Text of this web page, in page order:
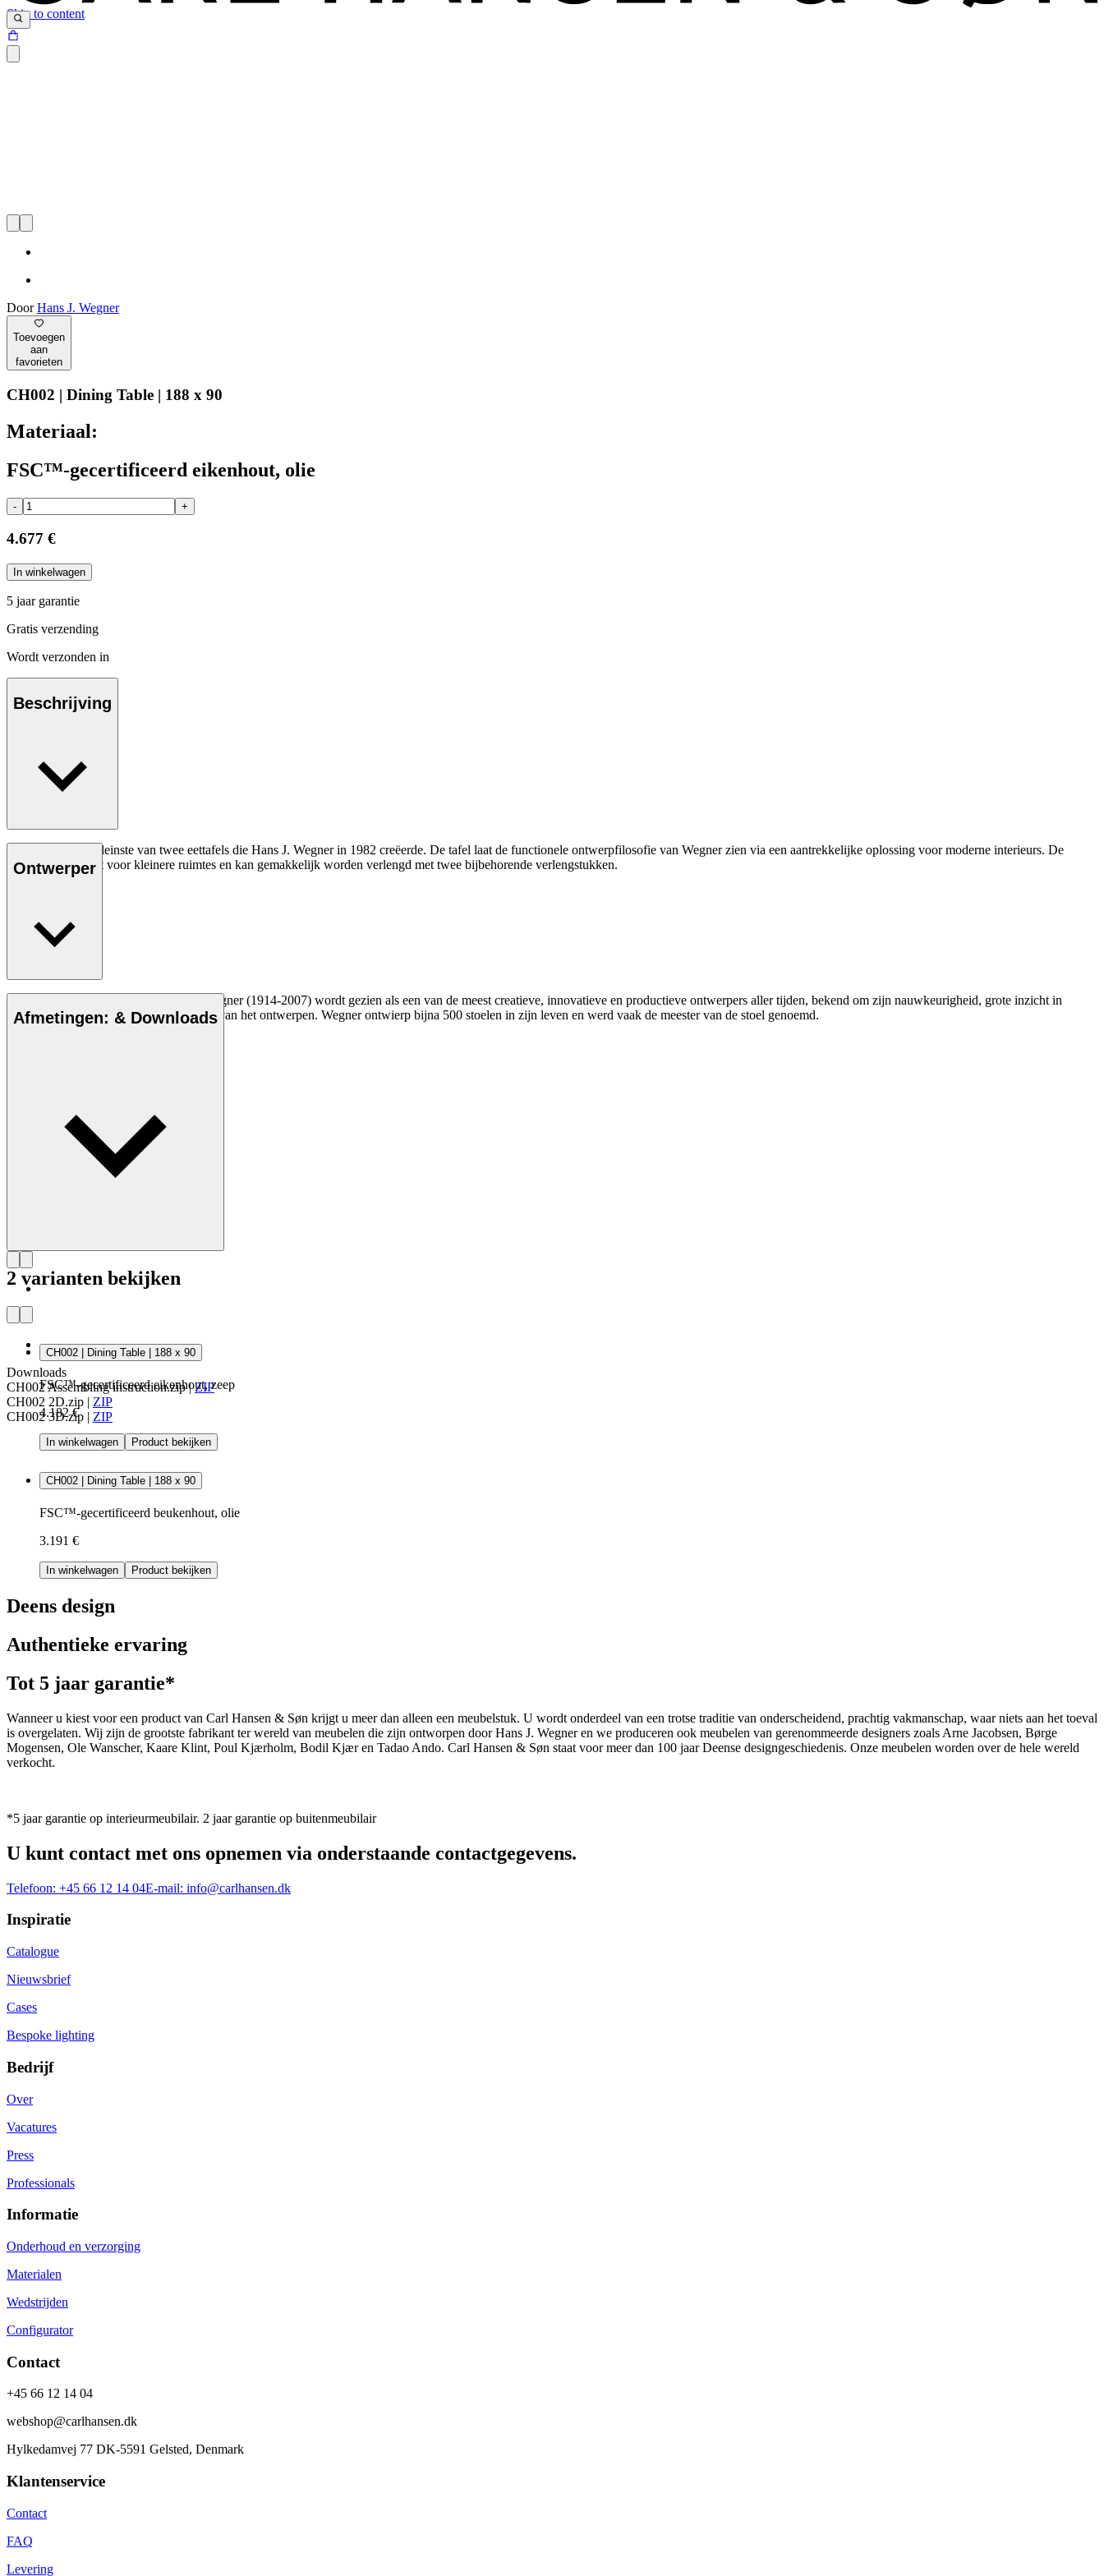
Skip to content
DoorHans J. Wegner
Toevoegen
aan
favorieten
CH002 | Dining Table | 188 x 90
Materiaal:
FSC™-gecertificeerd eikenhout, olie
- +
4.677 €
In winkelwagen
5 jaar garantie
Gratis verzending
Wordt verzonden in
Beschrijving
De CH002 is de kleinste van twee eettafels die Hans J. Wegner in 1982 creëerde. De tafel laat de functionele ontwerpfilosofie van Wegner zien via een aantrekkelijke oplossing voor moderne interieurs. De
CH002 is gemaakt voor kleinere ruimtes en kan gemakkelijk worden verlengd met twee bijbehorende verlengstukken.
Ontwerper
De Deense meubelontwerper Hans J. Wegner (1914-2007) wordt gezien als een van de meest creatieve, innovatieve en productieve ontwerpers aller tijden, bekend om zijn nauwkeurigheid, grote inzicht in
vakmanschap en compromisloze aanpak van het ontwerpen. Wegner ontwierp bijna 500 stoelen in zijn leven en werd vaak de meester van de stoel genoemd.
Afmetingen: & Downloads
Downloads
CH002 Assembling instruction.zip|ZIP
CH002 2D.zip | ZIP
CH002 3D.zip | ZIP
2 varianten bekijken
CH002 | Dining Table | 188 x 90
FSC™-gecertificeerd eikenhout, zeep
4.182 €
In winkelwagen Product bekijken
CH002 | Dining Table | 188 x 90
FSC™-gecertificeerd beukenhout, olie
3.191 €
In winkelwagen Product bekijken
Deens design
Authentieke ervaring
Tot 5 jaar garantie*
Wanneer u kiest voor een product van Carl Hansen & Søn krijgt u meer dan alleen een meubelstuk. U wordt onderdeel van een trotse traditie van onderscheidend, prachtig vakmanschap, waar niets aan het toeval
is overgelaten. Wij zijn de grootste fabrikant ter wereld van meubelen die zijn ontworpen door Hans J. Wegner en we produceren ook meubelen van gerenommeerde designers zoals Arne Jacobsen, Børge
Mogensen, Ole Wanscher, Kaare Klint, Poul Kjærholm, Bodil Kjær en Tadao Ando. Carl Hansen & Søn staat voor meer dan 100 jaar Deense designgeschiedenis. Onze meubelen worden over de hele wereld
verkocht.
*5 jaar garantie op interieurmeubilair. 2 jaar garantie op buitenmeubilair
U kunt contact met ons opnemen via onderstaande contactgegevens.
Telefoon: +45 66 12 14 04E-mail: info@carlhansen.dk
Inspiratie
Catalogue
Nieuwsbrief
Cases
Bespoke lighting
Bedrijf
Over
Vacatures
Press
Professionals
Informatie
Onderhoud en verzorging
Materialen
Wedstrijden
Configurator
Contact
+45 66 12 14 04
webshop@carlhansen.dk
Hylkedamvej 77 DK-5591 Gelsted, Denmark
Klantenservice
Contact
FAQ
Levering